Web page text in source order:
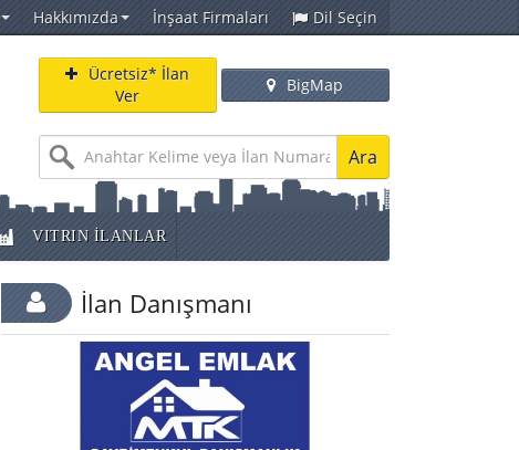
Hakkımızda İnşaat Firmaları Dil Seçin
Ücretsiz* İlan
Ver
BigMap
Ara
VITRIN İLANLAR
İlan Danışmanı